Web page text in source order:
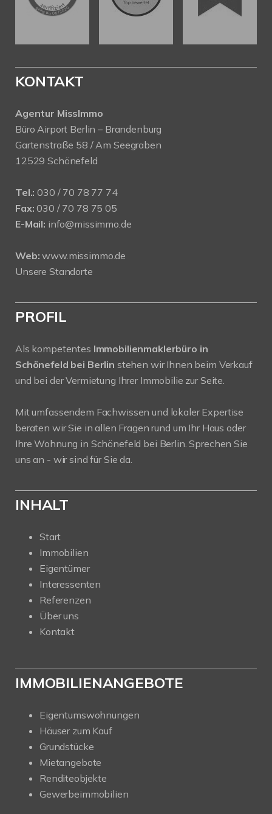
KONTAKT
Agentur MissImmo
Büro Airport Berlin – Brandenburg
Gartenstraße 58 / Am Seegraben
12529 Schönefeld
Tel.: 030 / 70 78 77 74
Fax: 030 / 70 78 75 05
E-Mail: info@missimmo.de
Web: www.missimmo.de
Unsere Standorte
PROFIL
Als kompetentes Immobilienmaklerbüro in
Schönefeld bei Berlin stehen wir Ihnen beim Verkauf
und bei der Vermietung Ihrer Immobilie zur Seite.
Mit umfassendem Fachwissen und lokaler Expertise
beraten wir Sie in allen Fragen rund um Ihr Haus oder
Ihre Wohnung in Schönefeld bei Berlin. Sprechen Sie
uns an - wir sind für Sie da.
INHALT
Start
Immobilien
Eigentümer
Interessenten
Referenzen
Über uns
Kontakt
IMMOBILIENANGEBOTE
Eigentumswohnungen
Häuser zum Kauf
Grundstücke
Mietangebote
Renditeobjekte
Gewerbeimmobilien